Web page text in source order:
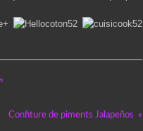
Confiture de piments Jalapeños